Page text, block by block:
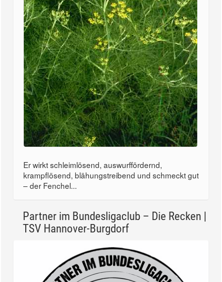
Er wirkt schleimlösend, auswurffördernd,
krampflösend, blähungstreibend und schmeckt gut
– der Fenchel...
Partner im Bundesligaclub – Die Recken |
TSV Hannover-Burgdorf